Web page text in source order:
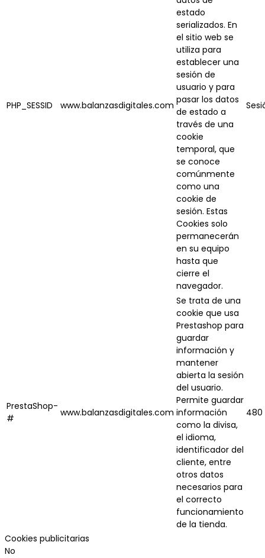
PHP_SESSID www.balanzasdigitales.com
estado
serializados. En
el sitio web se
utiliza para
establecer una
sesión de
usuario y para
pasar los datos
de estado a
través de una
cookie
temporal, que
se conoce
comúnmente
como una
cookie de
sesión. Estas
Cookies solo
permanecerán
en su equipo
hasta que
cierre el
navegador.
PrestaShop-
#
www.balanzasdigitales.com
Se trata de una
cookie que usa
Prestashop para
guardar
información y
mantener
abierta la sesión
del usuario.
Permite guardar
información
como la divisa,
el idioma,
identificador del
cliente, entre
otros datos
necesarios para
el correcto
funcionamiento
de la tienda.
480
Cookies publicitarias
No